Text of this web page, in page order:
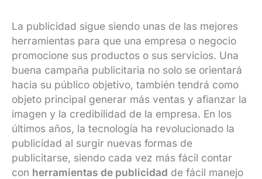
La publicidad sigue siendo unas de las mejores
herramientas para que una empresa o negocio
promocione sus productos o sus servicios. Una
buena campaña publicitaria no solo se orientará
hacia su público objetivo, también tendrá como
objeto principal generar más ventas y afianzar la
imagen y la credibilidad de la empresa. En los
últimos años, la tecnología ha revolucionado la
publicidad al surgir nuevas formas de
publicitarse, siendo cada vez más fácil contar
con herramientas de publicidad de fácil manejo